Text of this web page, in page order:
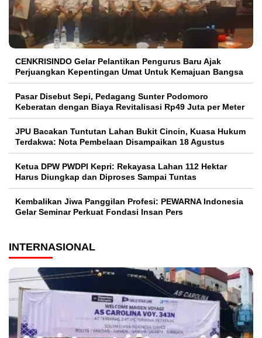
CENKRISINDO Gelar Pelantikan Pengurus Baru Ajak
Perjuangkan Kepentingan Umat Untuk Kemajuan Bangsa
Pasar Disebut Sepi, Pedagang Sunter Podomoro
Keberatan dengan Biaya Revitalisasi Rp49 Juta per Meter
JPU Bacakan Tuntutan Lahan Bukit Cincin, Kuasa Hukum
Terdakwa: Nota Pembelaan Disampaikan 18 Agustus
Ketua DPW PWDPI Kepri: Rekayasa Lahan 112 Hektar
Harus Diungkap dan Diproses Sampai Tuntas
Kembalikan Jiwa Panggilan Profesi: PEWARNA Indonesia
Gelar Seminar Perkuat Fondasi Insan Pers
INTERNASIONAL